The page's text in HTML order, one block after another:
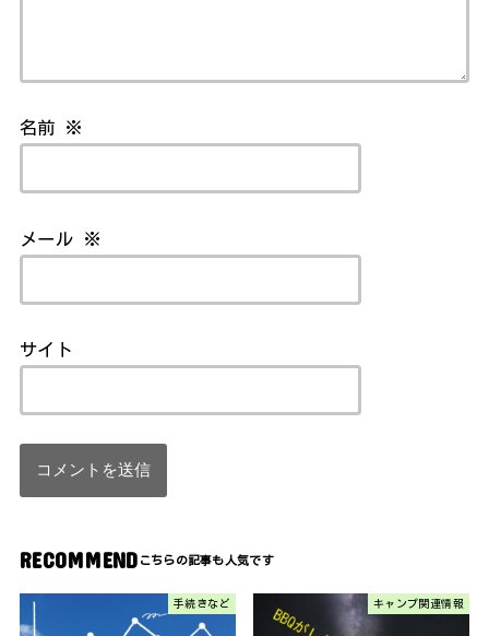
名前 ※
メール ※
サイト
RECOMMEND
手続きなど キャンプ関連情報